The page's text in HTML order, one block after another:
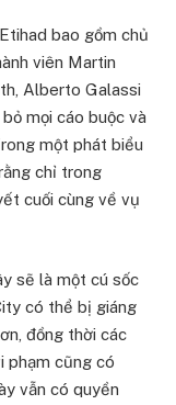
bao gồm chủ
viên Martin
Alberto Galassi
mọi cáo buộc và
một phát biểu
chỉ trong
cuối cùng về vụ
sẽ là một cú sốc
có thể bị giáng
đồng thời các
phạm cũng có
vẫn có quyền